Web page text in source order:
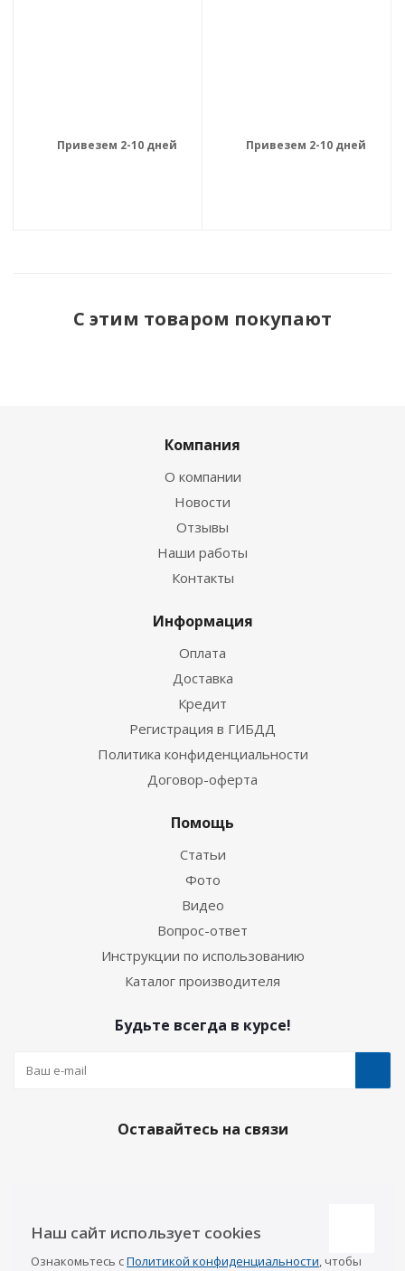
Привезем 2-10 дней Привезем 2-10 дней
С этим товаром покупают
Компания
О компании
Новости
Отзывы
Наши работы
Контакты
Информация
Оплата
Доставка
Кредит
Регистрация в ГИБДД
Политика конфиденциальности
Договор-оферта
Помощь
Статьи
Фото
Видео
Вопрос-ответ
Инструкции по использованию
Каталог производителя
Будьте всегда в курсе!
Оставайтесь на связи
Казань info@a-pricep.ru
Наш сайт использует cookies
Ознакомьтесь сПолитикой конфиденциальности, чтобы